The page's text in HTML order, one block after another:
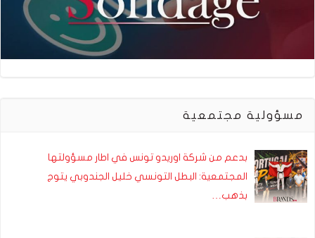
مسؤولية مجتمعية
بدعم من شركة اوريدو تونس في اطار مسؤولتها
المجتمعية: البطل التونسي خليل الجندوبي يتوج
بذهب…